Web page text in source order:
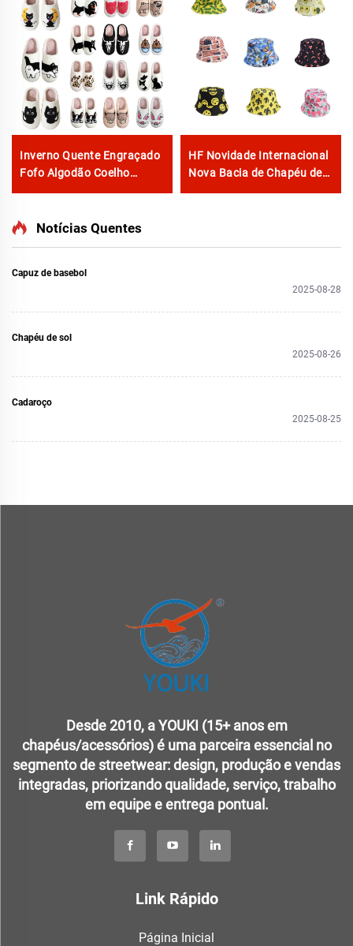
Inverno Quente Engraçado
Fofo Algodão Coelho
Preto Carneiro Capibara
HF Novidade Internacional
Nova Bacia de Chapéu de
Notícias Quentes
Capuz de basebol
2025-08-28
Chapéu de sol
2025-08-26
Cadaroço
2025-08-25
Desde 2010, a YOUKI (15+ anos em
chapéus/acessórios) é uma parceira essencial no
segmento de streetwear: design, produção e vendas
integradas, priorizando qualidade, serviço, trabalho
em equipe e entrega pontual.
Link Rápido
Página Inicial